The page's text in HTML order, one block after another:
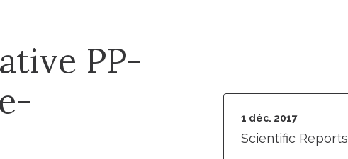
PP-
1 déc. 2017
Scientific Reports